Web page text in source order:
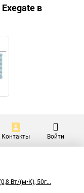
Exegate в
Контакты Войти
Вт/(м•К), 50г...